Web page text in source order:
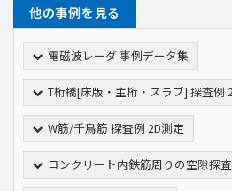
他の事例を見る
電磁波レーダ 事例データ集
T桁橋[床版・主桁・スラブ] 探査例
W筋/千鳥筋 探査例 2D測定
コンクリート内鉄筋周りの空隙探